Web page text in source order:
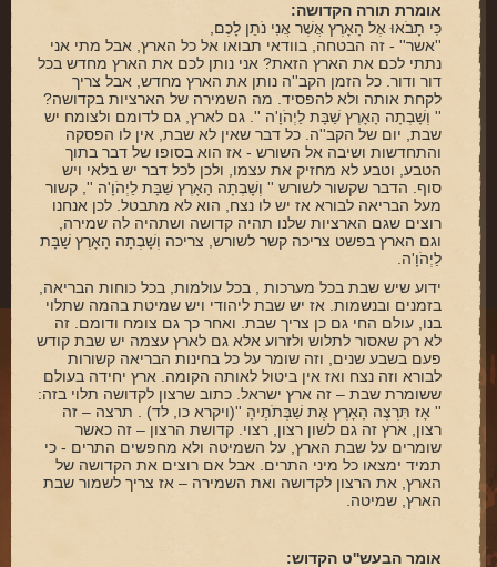
תרומות
שאלות ותשובות
קבלת קהל
חנות ספרים
מאמרים
פרשת השבוע
הבעל שם-טוב
אירועים מיוחדים
אומרת תורה הקדושה:
כִּי תָבֹאוּ אֶל הָאָרֶץ אֲשֶׁר אֲנִי נֹתֵן לָכֶם,
''אשר'' - זה הבטחה, בוודאי תבואו אל כל הארץ, אבל מתי אני
נתתי לכם את הארץ הזאת? אני נותן לכם את הארץ מחדש בכל
דור ודור. כל הזמן הקב''ה נותן את הארץ מחדש, אבל צריך
לקחת אותה ולא להפסיד. מה השמירה של הארציות בקדושה?
'' וְשָׁבְתָה הָאָרֶץ שַׁבָּת לַיְהֹוָ'ה ''. גם לארץ, גם לדומם ולצומח יש
שבת, יום של הקב''ה. כל דבר שאין לא שבת, אין לו הפסקה
והתחדשות ושיבה אל השורש - אז הוא בסופו של דבר בתוך
הטבע, וטבע לא מחזיק את עצמו, ולכן לכל דבר יש בלאי ויש
סוף. הדבר שקשור לשורש '' וְשָׁבְתָה הָאָרֶץ שַׁבָּת לַיְהֹוָ'ה '', קשור
מעל הבריאה לבורא אז יש לו נצח, הוא לא מתבטל. לכן אנחנו
רוצים שגם הארציות שלנו תהיה קדושה ושתהיה לה שמירה,
וגם הארץ בפשט צריכה קשר לשורש, צריכה וְשָׁבְתָה הָאָרֶץ שַׁבָּת
לַיְהֹוָ'ה.
ידוע שיש שבת בכל מערכות , בכל עולמות, בכל כוחות הבריאה,
בזמנים ובנשמות. אז יש שבת ליהודי ויש שמיטת בהמה שתלוי
בנו, עולם החי גם כן צריך שבת. ואחר כך גם צומח ודומם. זה
לא רק שאסור לתלוש ולזרוע אלא גם לארץ עצמה יש שבת קודש
פעם בשבע שנים, וזה שומר על כל בחינות הבריאה קשורות
לבורא וזה נצח ואז אין ביטול לאותה הקומה. ארץ יחידה בעולם
ששומרת שבת – זה ארץ ישראל. כתוב שרצון לקדושה תלוי בזה:
'' אָז תִּרְצֶה הָאָרֶץ אֶת שַׁבְּתֹתֶיהָ ''(ויקרא כו, לד) . תרצה – זה
רצון, ארץ זה גם לשון רצון, רצוי. קדושת הרצון – זה כאשר
שומרים על שבת הארץ, על השמיטה ולא מחפשים התרים - כי
תמיד ימצאו כל מיני התרים. אבל אם רוצים את הקדושה של
הארץ, את הרצון לקדושה ואת השמירה – אז צריך לשמור שבת
הארץ, שמיטה.
אומר הבעש''ט הקדוש: